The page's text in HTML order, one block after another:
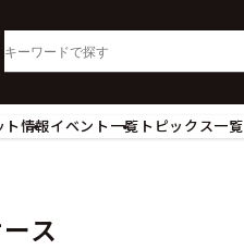
ド収納ケース
ト情報イベント一覧 トピックス一覧
ス